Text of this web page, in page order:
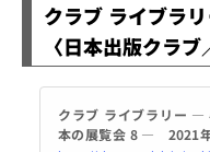
クラブ ライブラ
〈日本出版クラ
クラブ ライブラリー ― 小さな
本の展覧会 8 ― 2021